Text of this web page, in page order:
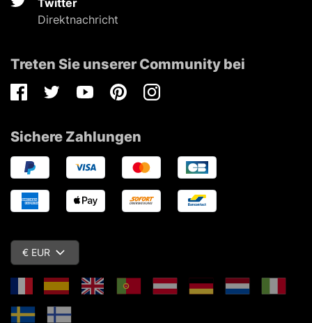
Twitter
Direktnachricht
Treten Sie unserer Community bei
FacebookTwitterYoutubePinterestInstagram
Sichere Zahlungen
€ EUR